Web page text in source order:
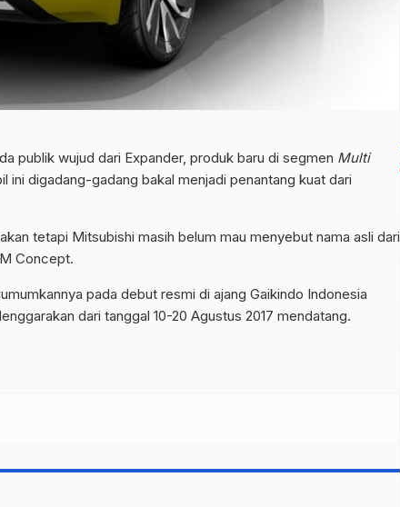
publik wujud dari Expander, produk baru di segmen Multi
ini digadang-gadang bakal menjadi penantang kuat dari
tetapi Mitsubishi masih belum mau menyebut nama asli dari
Concept.
pada debut resmi di ajang Gaikindo Indonesia
dari tanggal 10-20 Agustus 2017 mendatang.